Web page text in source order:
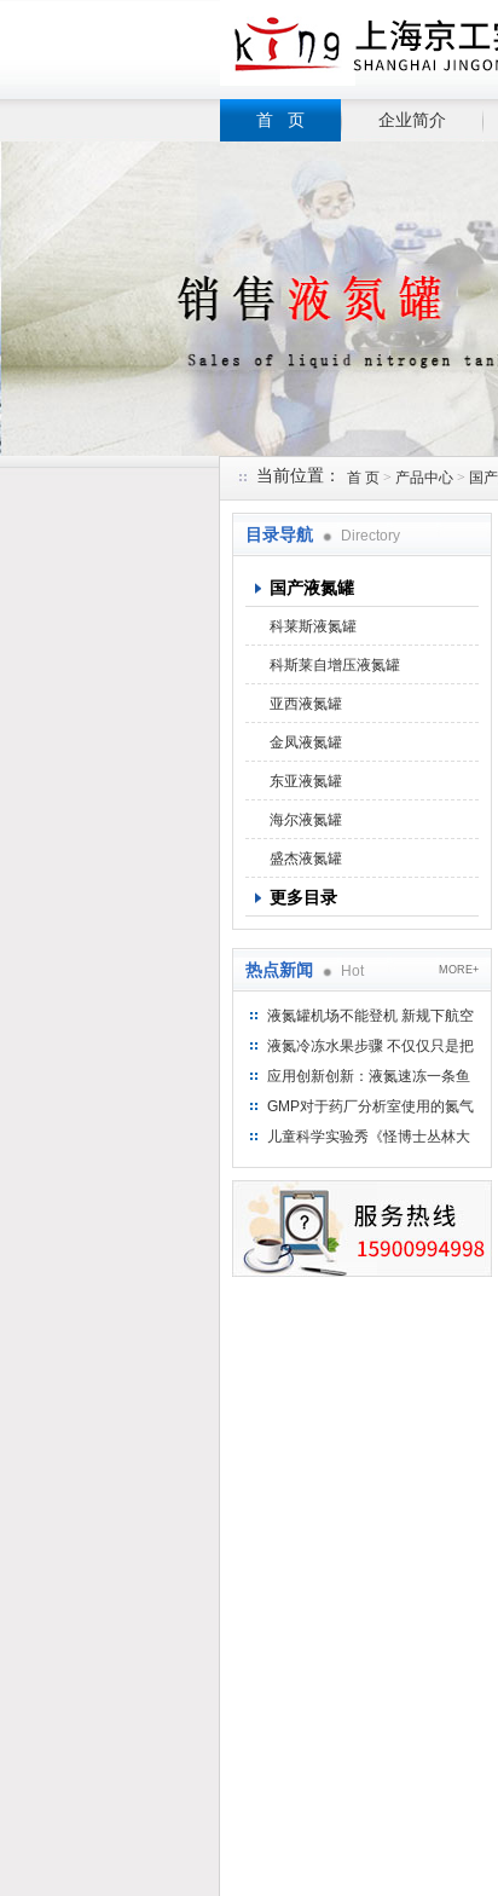
上海京工实业有限公司
首 页 企业简介
当前位置： 首 页 > 产品中心 > 国
目录导航 Directory
国产液氮罐
科莱斯液氮罐
科斯莱自增压液氮罐
亚西液氮罐
金凤液氮罐
东亚液氮罐
海尔液氮罐
盛杰液氮罐
更多目录
热点新闻 Hot MORE+
液氮罐机场不能登机 新规下航空
运输罐能否上飞机
液氮冷冻水果步骤 不仅仅只是把
水果扔到液氮中
应用创新创新：液氮速冻一条鱼
只需15分钟 保持活鲜一整年
GMP对于药厂分析室使用的氮气
钢瓶存放标准
儿童科学实验秀《怪博士丛林大
及